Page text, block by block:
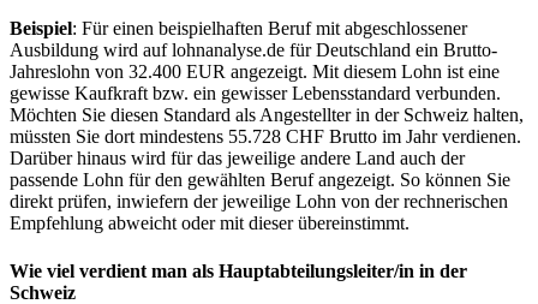
Beispiel: Für einen beispielhaften Beruf mit abgeschlossener
Ausbildung wird auf lohnanalyse.de für Deutschland ein Brutto-
Jahreslohn von 32.400 EUR angezeigt. Mit diesem Lohn ist eine
gewisse Kaufkraft bzw. ein gewisser Lebensstandard verbunden.
Möchten Sie diesen Standard als Angestellter in der Schweiz halten,
müssten Sie dort mindestens 55.728 CHF Brutto im Jahr verdienen.
Darüber hinaus wird für das jeweilige andere Land auch der
passende Lohn für den gewählten Beruf angezeigt. So können Sie
direkt prüfen, inwiefern der jeweilige Lohn von der rechnerischen
Empfehlung abweicht oder mit dieser übereinstimmt.
Wie viel verdient man als Hauptabteilungsleiter/in in der
Schweiz